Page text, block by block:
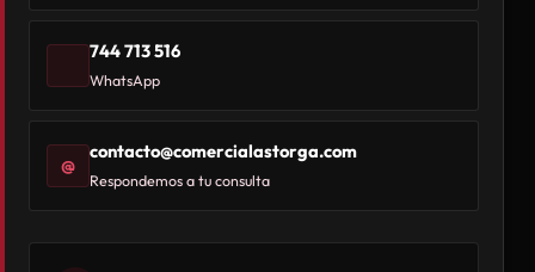
744 713 516
WhatsApp
@
contacto@comercialastorga.com
Respondemos a tu consulta